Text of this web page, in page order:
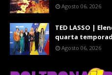
Agosto 06, 2026
TED LASSO |
quarta
Agosto 06, 2026